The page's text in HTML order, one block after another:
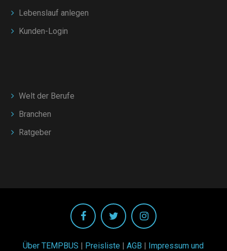
Lebenslauf anlegen
Kunden-Login
Welt der Berufe
Branchen
Ratgeber
Über TEMPBUS | Preisliste |AGB | Impressum und